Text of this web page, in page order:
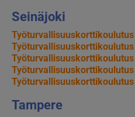
Seinäjoki
Tampere